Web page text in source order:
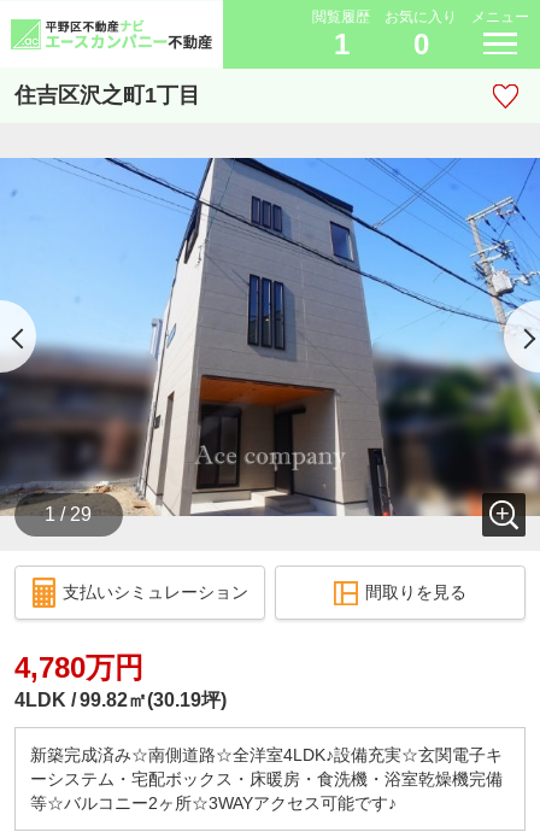
閲覧履歴
1
お気に入り
0
メニュー
住吉区沢之町1丁目
1 / 29
支払いシミュレーション 間取りを見る
4,780万円
4LDK 99.82㎡(30.19坪)
新築完成済み☆南側道路☆全洋室4LDK♪設備充実☆玄関電子キ
ーシステム・宅配ボックス・床暖房・食洗機・浴室乾燥機完備
等☆バルコニー2ヶ所☆3WAYアクセス可能です♪